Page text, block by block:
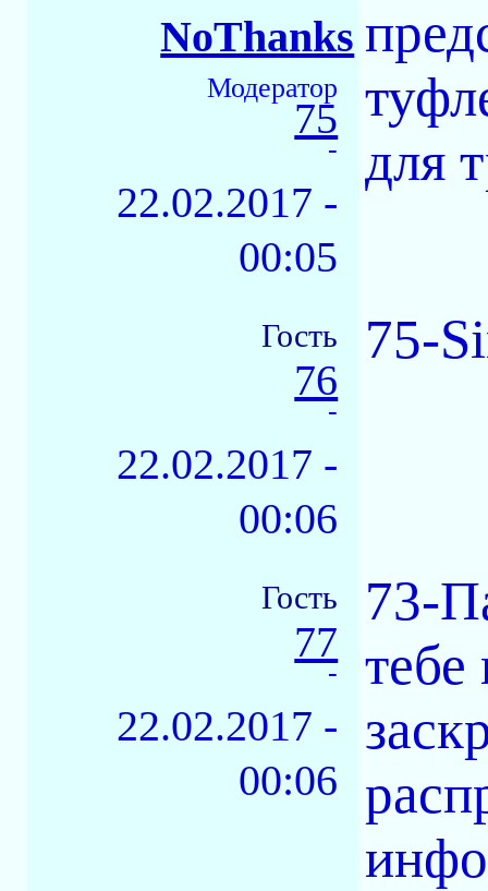
NoThanks
Модератор
75
-
22.02.2017 -
00:05
для
Гость
76
-
22.02.2017 -
00:06
75-
Гость
77
-
22.02.2017 -
00:06
73-